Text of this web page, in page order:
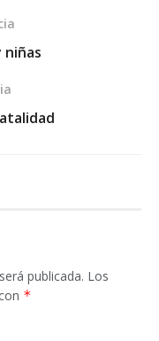
niñas
publicada. Los
*